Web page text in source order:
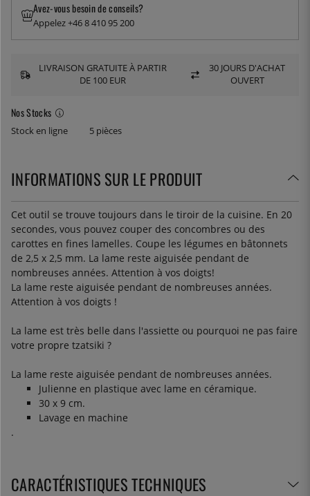
Nos Stocks
Stock en ligne 5 pièces
Avez-vous besoin de conseils?
Appelez +46 8 410 95 200
LIVRAISON GRATUITE À PARTIR
DE 100 EUR
30 JOURS D'ACHAT
OUVERT
INFORMATIONS SUR LE PRODUIT
Cet outil se trouve toujours dans le tiroir de la cuisine. En 20
secondes, vous pouvez couper des concombres ou des
carottes en fines lamelles. Coupe les légumes en bâtonnets
de 2,5 x 2,5 mm. La lame reste aiguisée pendant de
nombreuses années. Attention à vos doigts!
La lame reste aiguisée pendant de nombreuses années.
Attention à vos doigts !
La lame est très belle dans l'assiette ou pourquoi ne pas faire
votre propre tzatsiki ?
La lame reste aiguisée pendant de nombreuses années.
Julienne en plastique avec lame en céramique.
30 x 9 cm.
Lavage en machine
.
CARACTÉRISTIQUES TECHNIQUES